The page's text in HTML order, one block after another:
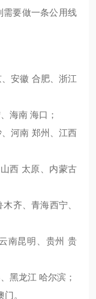
要做一条公用线
安徽 合肥、浙江
海南 海口；
河南 郑州、江西
西 太原、内蒙古
齐、青海西宁、
南昆明、贵州 贵
黑龙江 哈尔滨；
。